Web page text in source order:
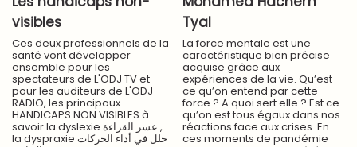
visibles
Ces deux professionnels de la
santé vont développer
ensemble pour les
spectateurs de L'ODJ TV et
pour les auditeurs de L'ODJ
RADIO, les principaux
HANDICAPS NON VISIBLES à
savoir la dyslexie عسر القراءة ,
la dyspraxie خلل في أداء الحركات
Tyal
La force mentale est une
caractéristique bien précise
acquise grâce aux
expériences de la vie. Qu’est
ce qu’on entend par cette
force ? A quoi sert elle ? Est ce
qu’on est tous égaux dans nos
réactions face aux crises. En
ces moments de pandémie